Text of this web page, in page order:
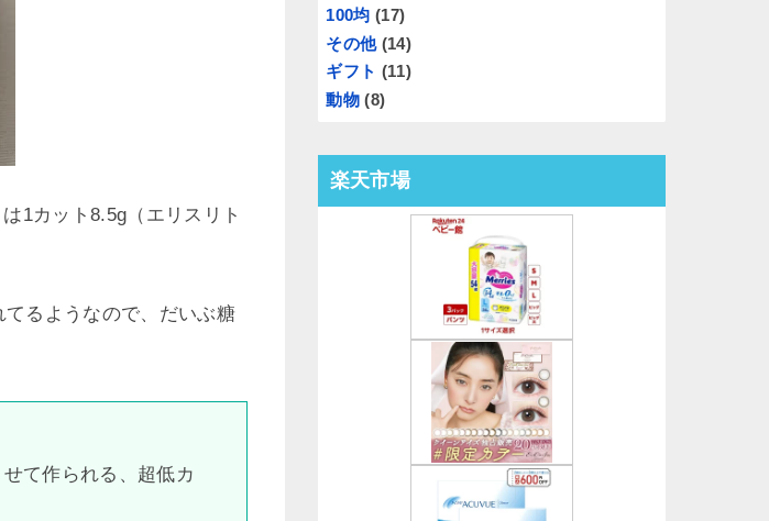
1カット8.5g（エリスリト
るようなので、だいぶ糖
て作られる、超低カ
100均 (17)
その他 (14)
ギフト (11)
動物 (8)
楽天市場